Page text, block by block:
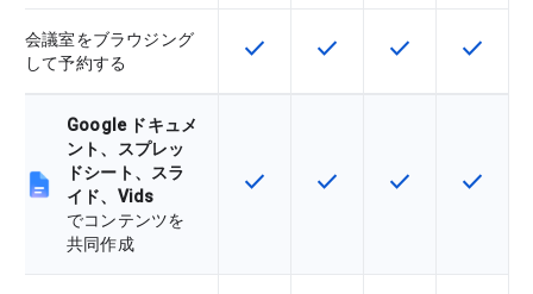
会議室をブラウジング
して予約する
この機能は該当の SKU で利用で
check この機能は該当の SKU
check この機能は該当
check この機
check
Google ドキュメ
ント、スプレッ
ドシート、スラ
イド、Vids
でコンテンツを
共同作成
この機能は該当の SKU で利用で
check この機能は該当の SKU
check この機能は該当
check この機
check